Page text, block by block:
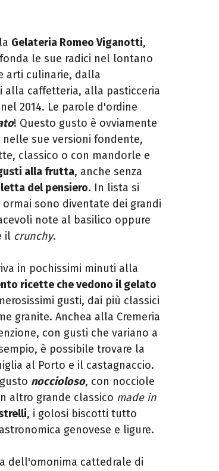
Gelateria Romeo Viganotti,
le sue radici nel lontano
arti culinarie, dalla
alla caffetteria, alla pasticceria
2014. Le parole d'ordine
! Questo gusto è ovviamente
sue versioni fondente,
classico o con mandorle e
alla frutta, anche senza
del pensiero. In lista si
sono diventate dei grandi
note al basilico oppure
il crunchy.
in pochissimi minuti alla
ricette che vedono il gelato
gusti, dai più classici
granite. Anchea alla Cremeria
con gusti che variano a
è possibile trovare la
al Porto e il castagnaccio.
noccioloso, con nocciole
altro grande classico made in
, i golosi biscotti tutto
genovese e ligure.
dell'omonima cattedrale di